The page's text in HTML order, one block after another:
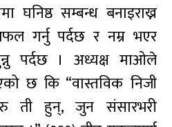
घनिष्ठ सम्बन्ध बनाइराख्न
गर्नु पर्दछ र नम्र भएर
पर्दछ । अध्यक्ष माओले
छ कि “वास्तविक निजी
ती हुन्, जुन संसारभरी